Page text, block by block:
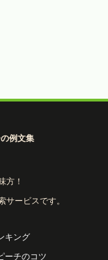
例文集
方！
ービスです。
キング
ーチのコツ